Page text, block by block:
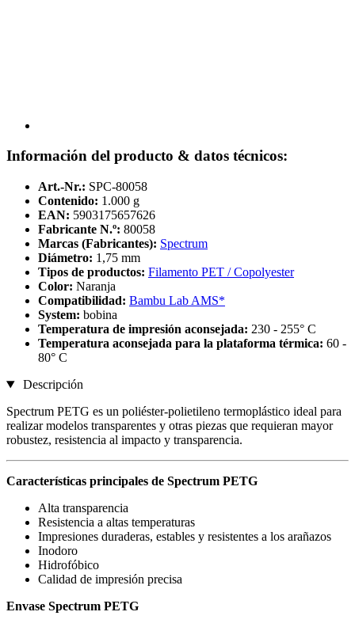
Información del producto & datos técnicos:
Art.-Nr.: SPC-80058
Contenido: 1.000 g
EAN: 5903175657626
Fabricante N.º: 80058
Marcas (Fabricantes): Spectrum
Diámetro: 1,75 mm
Tipos de productos: Filamento PET / Copolyester
Color: Naranja
Compatibilidad: Bambu Lab AMS*
System: bobina
Temperatura de impresión aconsejada: 230 - 255° C
Temperatura aconsejada para la plataforma térmica: 60 -
80° C
Descripción
Spectrum PETG es un poliéster-polietileno termoplástico ideal para
realizar modelos transparentes y otras piezas que requieran mayor
robustez, resistencia al impacto y transparencia.
Características principales de Spectrum PETG
Alta transparencia
Resistencia a altas temperaturas
Impresiones duraderas, estables y resistentes a los arañazos
Inodoro
Hidrofóbico
Calidad de impresión precisa
Envase Spectrum PETG